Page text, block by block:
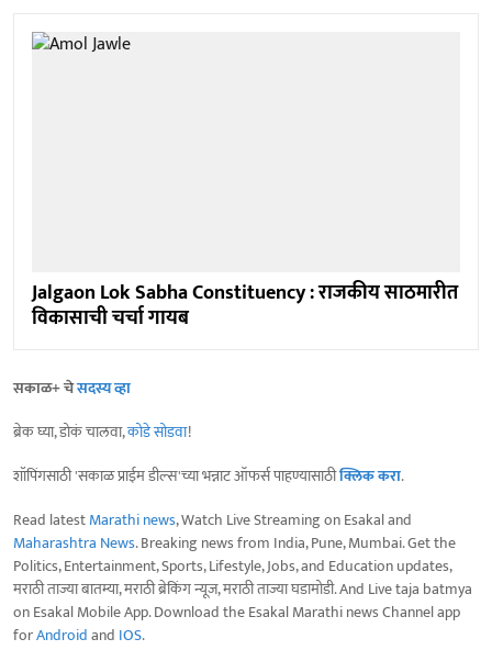
Jalgaon Lok Sabha Constituency : राजकीय साठमारीत
विकासाची चर्चा गायब
सकाळ+ चेसदस्य व्हा
ब्रेक घ्या, डोकं चालवा,कोडे सोडवा!
शॉपिंगसाठी 'सकाळ प्राईम डील्स'च्या भन्नाट ऑफर्स पाहण्यासाठीक्लिक करा.
Read latestMarathi news, Watch Live Streaming on Esakal and
Maharashtra News. Breaking news from India, Pune, Mumbai. Get the
Politics, Entertainment, Sports, Lifestyle, Jobs, and Education updates,
मराठी ताज्या बातम्या, मराठी ब्रेकिंग न्यूज, मराठी ताज्या घडामोडी. And Live taja batmya
on Esakal Mobile App. Download the Esakal Marathi news Channel app
forAndroidand IOS.